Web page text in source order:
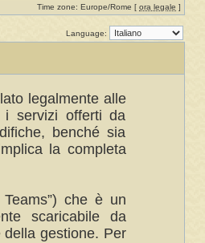
Time zone: Europe/Rome [ ora legale ]
Language:
legalmente alle
i servizi offerti da
benché sia
la completa
Teams”) che è un
scaricabile da
gestione. Per